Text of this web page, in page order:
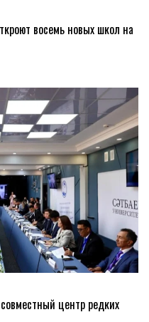
восемь новых школ на
центр редких